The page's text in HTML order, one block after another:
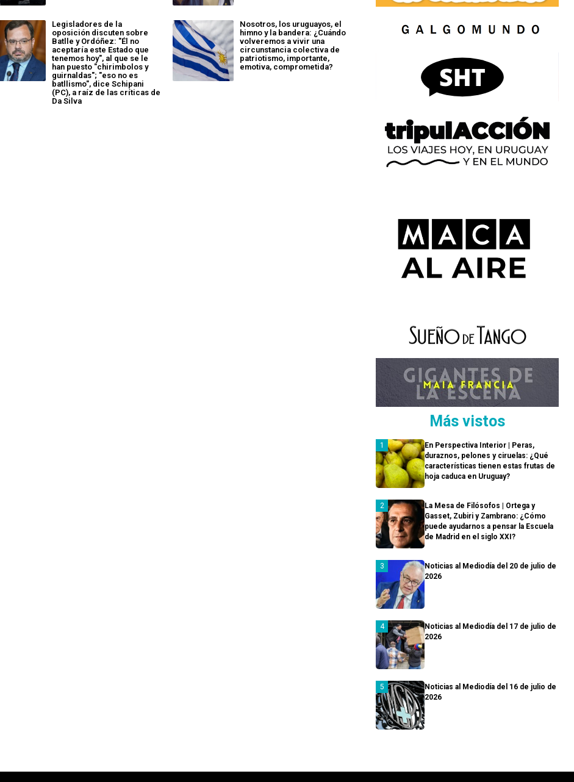
Legisladores de la
oposición discuten sobre
Batlle y Ordóñez: "Él no
aceptaría este Estado que
tenemos hoy", al que se le
han puesto "chirimbolos y
guirnaldas"; "eso no es
batllismo", dice Schipani
(PC), a raíz de las críticas de
Da Silva
Nosotros, los uruguayos, el
himno y la bandera: ¿Cuándo
volveremos a vivir una
circunstancia colectiva de
patriotismo, importante,
emotiva, comprometida?
Más vistos
En Perspectiva Interior | Peras,
duraznos, pelones y ciruelas: ¿Qué
características tienen estas frutas de
hoja caduca en Uruguay?
La Mesa de Filósofos | Ortega y
Gasset, Zubiri y Zambrano: ¿Cómo
puede ayudarnos a pensar la Escuela
de Madrid en el siglo XXI?
Noticias al Mediodía del 20 de julio de
2026
Noticias al Mediodía del 17 de julio de
2026
Noticias al Mediodía del 16 de julio de
2026